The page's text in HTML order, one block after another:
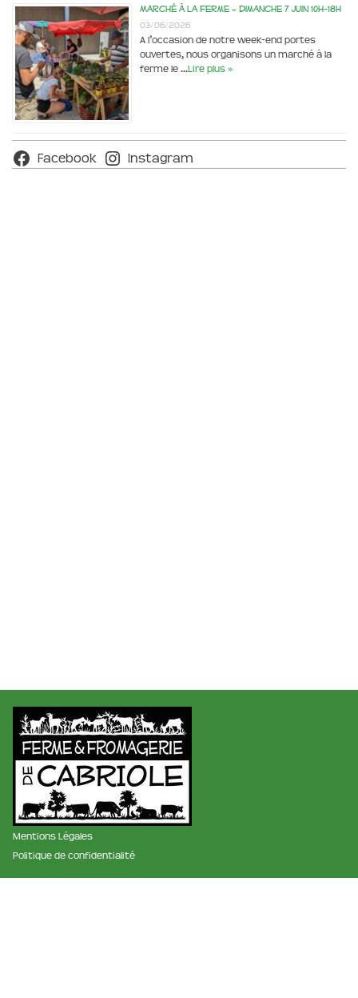
Marché à la ferme – dimanche 7 juin 10h-18h
03/06/2026
A l’occasion de notre week-end portes
ouvertes, nous organisons un marché à la
ferme le …Lire plus »
Facebook Instagram
Mentions Légales
Politique de confidentialité